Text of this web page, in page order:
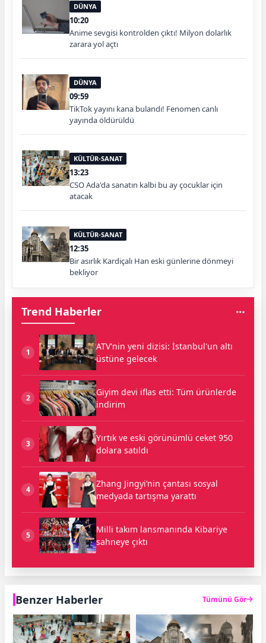
DÜNYA
10:20
Anime sevgisi kontrolden çıktı! Milyon dolarlık
zarara yol açtı
DÜNYA
09:59
TikTok yayını kana bulandı! Fenomen canlı
yayında öldürüldü
KÜLTÜR-SANAT
13:23
CSO Ada'da sanatın kalbi bu ay çocuklar için
atacak
KÜLTÜR-SANAT
12:35
Bir asırlık Kardiçalı Han eski günlerine dönmeyi
bekliyor
Trend Haberler
1
ATV'nin yeni dizisi: İstanbul'un altı
üstüne gelecek
2
Giyim devi iflas etti: Tüm ürünlerde
indirim
3
Yırtık ve eski görünümlü ceket 950
dolara satıldı
4
Zhang Jingyi’nin çantası sosyal
medyada tartışma yarattı
5
Milli takım lansmanında Kibariye
sahneye çıktı
Benzer Haberler Tümünü Gör